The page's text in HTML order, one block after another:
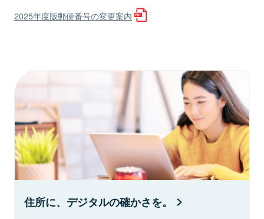
2025年度版郵便番号の変更案内
住所に、デジタルの確かさを。